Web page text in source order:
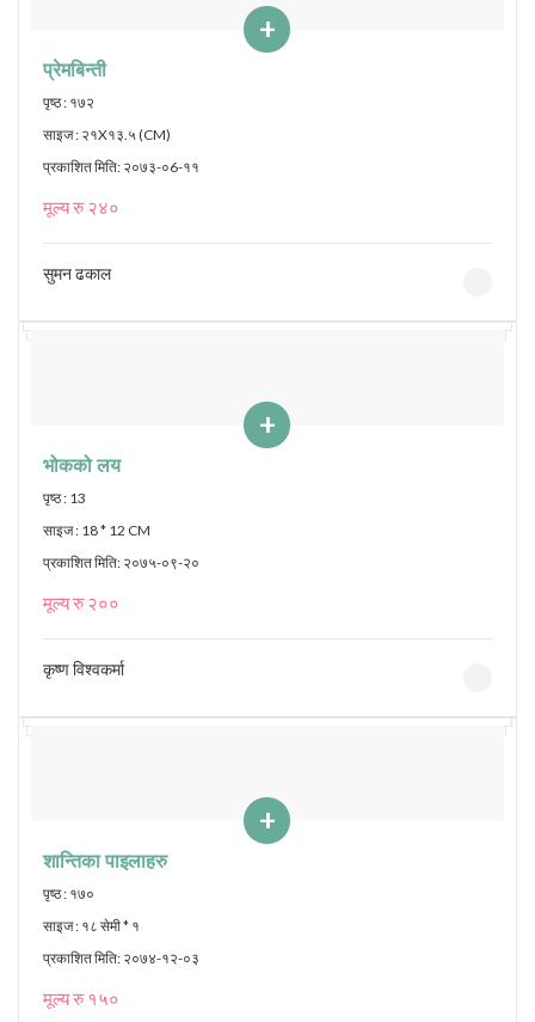
+
प्रेमबिन्ती
पृष्ठ : १७२
साइज : २१X१३.५ (CM)
प्रकाशित मिति: २०७३-०6-११
मूल्य रु २४०
सुमन ढकाल
+
भोकको लय
पृष्ठ : 13
साइज : 18 * 12 CM
प्रकाशित मिति: २०७५-०९-२०
मूल्य रु २००
कृष्ण विश्वकर्मा
+
शान्तिका पाइलाहरु
पृष्ठ : १७०
साइज : १८ सेमी * १
प्रकाशित मिति: २०७४-१२-०३
मूल्य रु १५०